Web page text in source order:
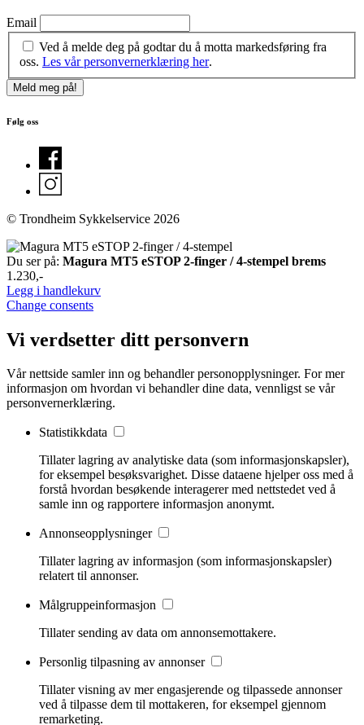
Email
Ved å melde deg på godtar du å motta markedsføring fra
oss. Les vår personvernerklæring her.
Følg oss
© Trondheim Sykkelservice 2026
Du ser på: Magura MT5 eSTOP 2-finger / 4-stempel brems
1.230,-
Legg i handlekurv
Change consents
Vi verdsetter ditt personvern
Vår nettside samler inn og behandler personopplysninger. For mer
informasjon om hvordan vi behandler dine data, vennligst se vår
personvernerklæring.
Statistikkdata
Tillater lagring av analytiske data (som informasjonskapsler),
for eksempel besøksvarighet. Disse dataene hjelper oss med å
forstå hvordan besøkende interagerer med nettstedet ved å
samle inn og rapportere informasjon anonymt.
Annonseopplysninger
Tillater lagring av informasjon (som informasjonskapsler)
relatert til annonser.
Målgruppeinformasjon
Tillater sending av data om annonsemottakere.
Personlig tilpasning av annonser
Tillater visning av mer engasjerende og tilpassede annonser
ved å tilpasse dem til mottakeren, for eksempel gjennom
remarketing.